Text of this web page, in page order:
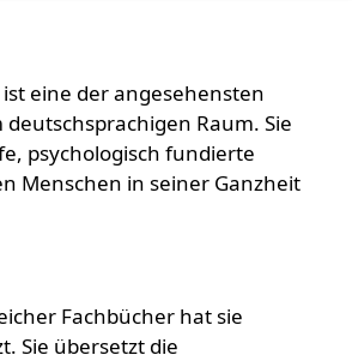
eine der angesehensten
Raum. Sie
psychologisch fundierte
Menschen in seiner Ganzheit
Fachbücher hat sie
Sie übersetzt die